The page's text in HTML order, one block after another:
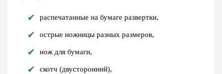
распечатанные на бумаге развертки,
острые ножницы разных размеров,
нож для бумаги,
скотч (двусторонний),